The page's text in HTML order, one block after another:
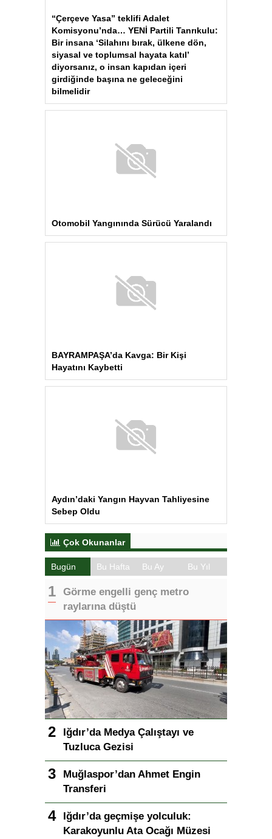
Aydın’daki Yangın Hayvan Tahliyesine
Sebep Oldu
Çok Okunanlar
Bugün
Muğlaspor’dan Ahmet Engin
Karakoyunlu Ata Ocağı Müzesi
bölge hafızasını yaşatıyor
Iğdır Haberi
Iğdır Haber
Tema Tasarım | Ozakajans.com